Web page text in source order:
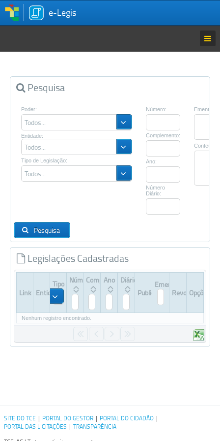
e-Legis
Página Inicial
Entrar
Pesquisa
Poder:
Todos...
Entidade:
Todos...
Tipo de Legislação:
Todos...
Número:
Complemento:
Ano:
Número
Diário:
Ementa:
Conteúdo:
Pesquisa
Legislações Cadastradas
Link Entidade
Tipo
Todos
NúmeroComplemento
Ano
Diário
Publicação
Ementa
Revogada
Opções
Nenhum registro encontrado.
SITE DO TCE | PORTAL DO GESTOR | PORTAL DO CIDADÃO |
PORTAL DAS LICITAÇÕES | TRANSPARÊNCIA